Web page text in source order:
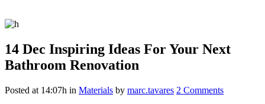
14 Dec Inspiring Ideas For Your Next
Bathroom Renovation
Posted at 14:07h in Materials by marc.tavares 2 Comments